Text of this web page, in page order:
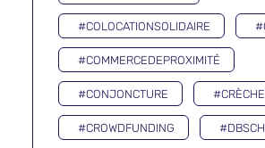
#COLOCATIONSOLIDAIRE
#COMMERCEDEPROXIMITÉ
#CONJONCTURE
#CROWDFUNDING